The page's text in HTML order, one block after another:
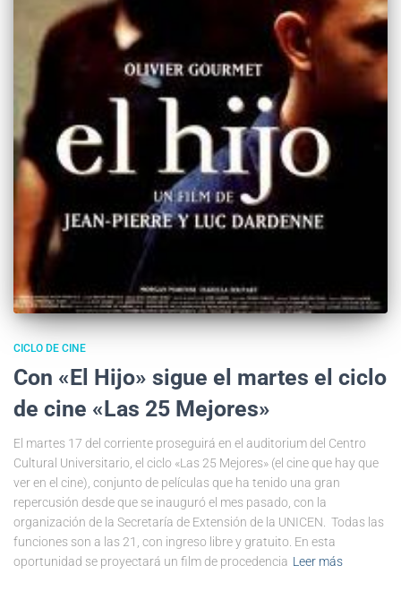
CICLO DE CINE
Con «El Hijo» sigue el martes el ciclo
de cine «Las 25 Mejores»
El martes 17 del corriente proseguirá en el auditorium del Centro
Cultural Universitario, el ciclo «Las 25 Mejores» (el cine que hay que
ver en el cine), conjunto de películas que ha tenido una gran
repercusión desde que se inauguró el mes pasado, con la
organización de la Secretaría de Extensión de la UNICEN. Todas las
funciones son a las 21, con ingreso libre y gratuito. En esta
oportunidad se proyectará un film de procedencia Leer más